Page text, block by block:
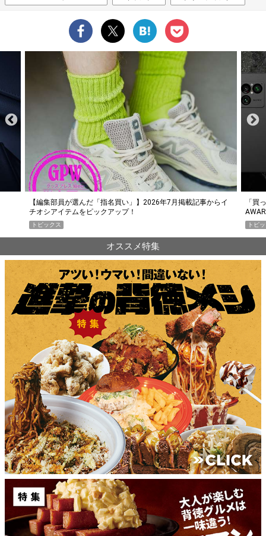
「買って損なし」の極上スマホ5選【GoodsPress 2026上半期
AWARD】
トピックス
薄着
PR
オススメ特集